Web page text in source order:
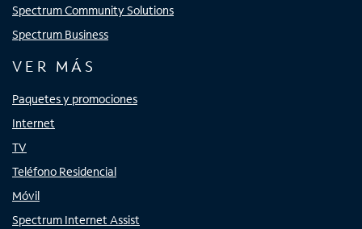
Spectrum Community Solutions
Spectrum Business
VER MÁS
Paquetes y promociones
Internet
TV
Teléfono Residencial
Móvil
Spectrum Internet Assist